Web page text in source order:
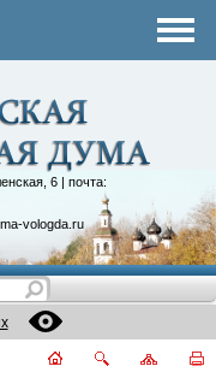
6 | почта:
vologda.ru